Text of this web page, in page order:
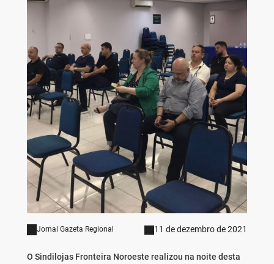
Jornal Gazeta Regional 11 de dezembro de 2021
O Sindilojas Fronteira Noroeste realizou na noite desta